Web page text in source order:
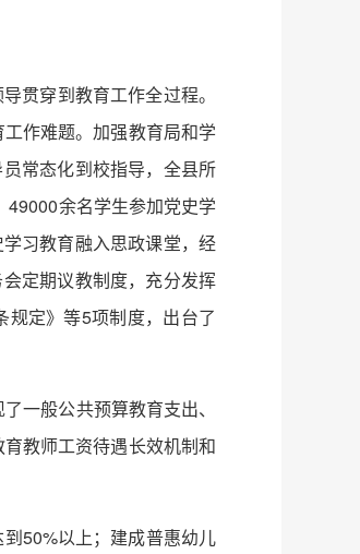
贯穿到教育工作全过程。
作难题。加强教育局和学
常态化到校指导，全县所
49000余名学生参加党史学
习教育融入思政课堂，经
定期议教制度，充分发挥
规定》等5项制度，出台了
一般公共预算教育支出、
教师工资待遇长效机制和
50%以上；建成普惠幼儿